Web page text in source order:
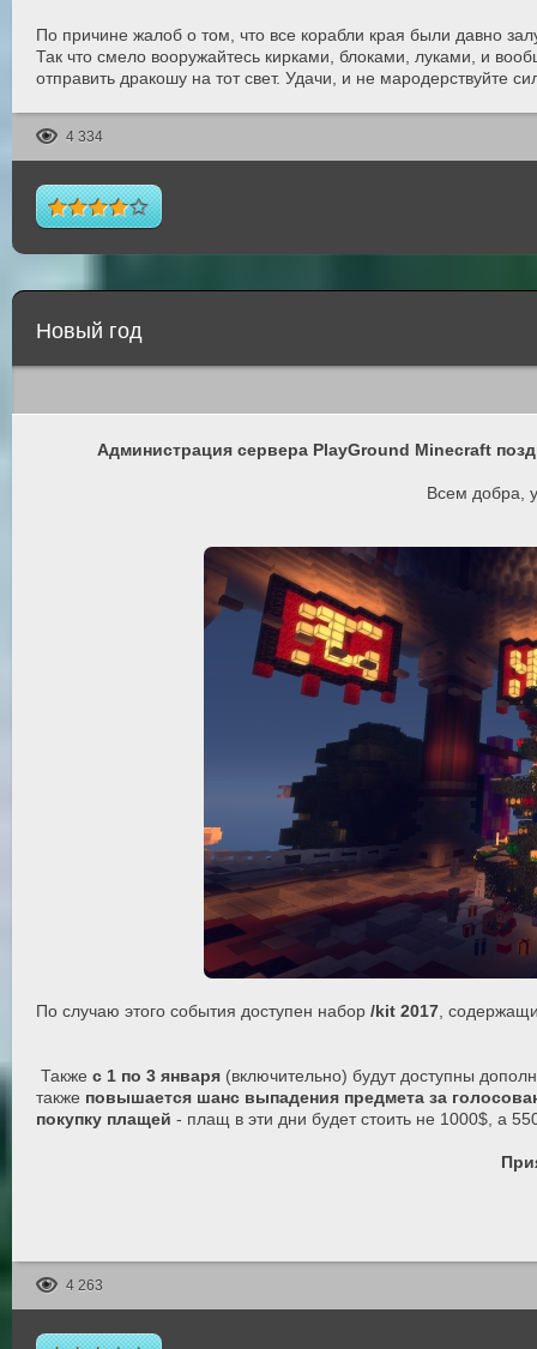
По причине жалоб о том, что все корабли края были давно
Так что смело вооружайтесь кирками, блоками, луками, и
отправить дракошу на тот свет. Удачи, и не мародерствуйте
4 334
Новый год
Администрация сервера PlayGround Minecraft
Всем добра,
По случаю этого события доступен набор /kit 2017 ,
Также с 1 по 3 января (включительно) будут доступны
также повышается шанс выпадения предмета за
покупку плащей - плащ в эти дни будет стоить не 1000$, а
4 263